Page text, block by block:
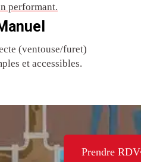
performant.
(ventouse/furet)
et accessibles.
Prendre RDV